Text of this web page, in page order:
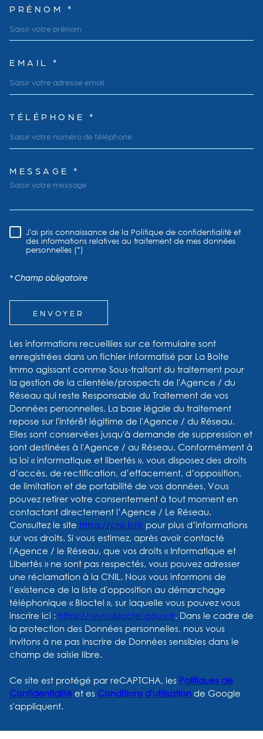
PRÉNOM *
EMAIL *
TÉLÉPHONE *
MESSAGE *
RÈGLEMENTATION
J'ai pris connaissance de la Politique de confidentialité et
des informations relatives au traitement de mes données
personnelles (*)
* Champ obligatoire
ENVOYER
Les informations recueillies sur ce formulaire sont
enregistrées dans un fichier informatisé par La Boite
Immo agissant comme Sous-traitant du traitement pour
la gestion de la clientèle/prospects de l'Agence / du
Réseau qui reste Responsable du Traitement de vos
Données personnelles. La base légale du traitement
repose sur l'intérêt légitime de l'Agence / du Réseau.
Elles sont conservées jusqu'à demande de suppression et
sont destinées à l'Agence / au Réseau. Conformément à
la loi « informatique et libertés », vous disposez des droits
d’accès, de rectification, d’effacement, d’opposition,
de limitation et de portabilité de vos données. Vous
pouvez retirer votre consentement à tout moment en
contactant directement l’Agence / Le Réseau.
Consultez le site https://cnil.fr/fr pour plus d’informations
sur vos droits. Si vous estimez, après avoir contacté
l'Agence / le Réseau, que vos droits « Informatique et
Libertés » ne sont pas respectés, vous pouvez adresser
une réclamation à la CNIL. Nous vous informons de
l’existence de la liste d'opposition au démarchage
téléphonique « Bloctel », sur laquelle vous pouvez vous
inscrire ici : https://www.bloctel.gouv.fr. Dans le cadre de
la protection des Données personnelles, nous vous
invitons à ne pas inscrire de Données sensibles dans le
champ de saisie libre.
Ce site est protégé par reCAPTCHA, les Politiques de
Confidentialité et es Conditions d'utilisation de Google
s'appliquent.